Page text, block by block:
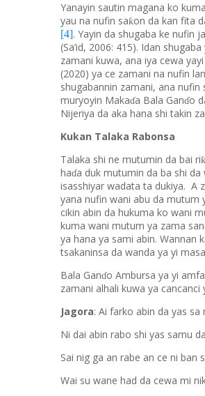
Yanayin sautin magana ko
yau na nufin saƙon da kan fita
[4]. Yayin da shugaba ke nufin
(Sa’id, 2006: 415). Idan
zamani kuwa, ana iya cewa
(2020) ya ce zamani na nufin
shugabannin zamani, ana
muryoyin Makaɗa Bala Ganɗo
Nijeriya da aka hana shi takin
Kukan Talaka Rabonsa
Talaka shi ne mutumin da bai riƙ
haɗa duk mutumin da ba shi
isasshiyar wadata ta dukiya. A
yana nufin wani abu da mutum
cikin abin da hukuma ko wani
kuma wani mutum ya zama
ya hana ya sami abin. Wannan
tsakaninsa da wanda ya yi
Bala Ganɗo Ambursa ya yi
zamani alhali kuwa ya
Jagora: Ai farko abin da yas sa
Ni dai abin rabo shi yas samu
Sai nig ga an rabe an ce ni ban
Wai su wane had da cewa mi